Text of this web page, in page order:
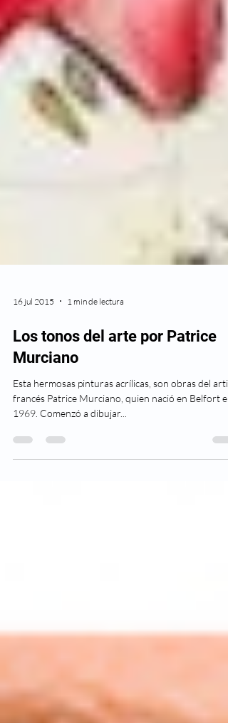
16 jul 2015 1 min de lectura
Los tonos del arte por Patrice
Murciano
Esta hermosas pinturas acrílicas, son obras del
1969. Comenzó a dibujar...